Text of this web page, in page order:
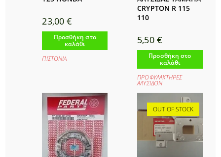
23,00€
Προσθήκη στο
καλάθι
ΠΙΣΤΟΝΙΑ
CRYPTON R 115
110
5,50 €
Προσθήκη στο
καλάθι
ΠΡΟΦΥΛΑΚΤΗΡΕΣ
ΑΛΥΣΙΔΟΝ
OUT OF STOCK